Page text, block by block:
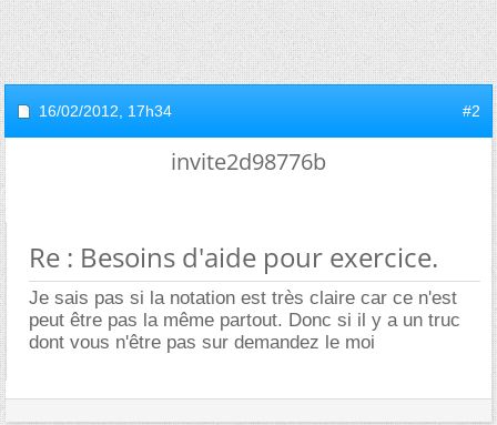
16/02/2012, 17h34 #2
invite2d98776b
Re : Besoins d'aide pour exercice.
Je sais pas si la notation est très claire car ce n'est
peut être pas la même partout. Donc si il y a un truc
dont vous n'être pas sur demandez le moi